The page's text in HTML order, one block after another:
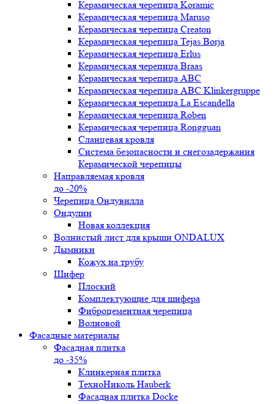
Керамическая черепица Koramic
Керамическая черепица Maruso
Керамическая черепица Creaton
Керамическая черепица Tejas Borja
Керамическая черепица Erlus
Керамическая черепица Braas
Керамическая черепица ABC
Керамическая черепица ABC Klinkergruppe
Керамическая черепица La Escandella
Керамическая черепица Roben
Керамическая черепица Rongguan
Сланцевая кровля
Система безопасности и снегозадержания
Керамической черепицы
Направляемая кровля
до -20%
Черепица Ондувилла
Ондулин
Новая коллекция
Волнистый лист для крыши ONDALUX
Дымники
Кожух на трубу
Шифер
Плоский
Комплектующие для шифера
Фиброцементная черепица
Волновой
Фасадные материалы
Фасадная плитка
до -35%
Клинкерная плитка
ТехноНиколь Hauberk
Фасадная плитка Docke